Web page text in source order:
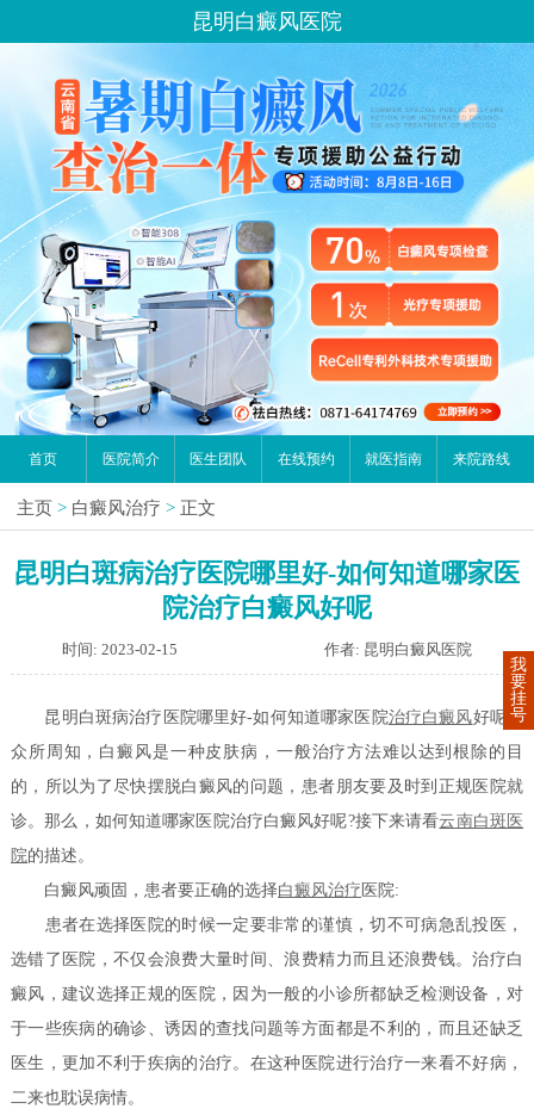
昆明白癜风医院
首页 医院简介 医生团队 在线预约 就医指南 来院路线
主页 > 白癜风治疗 > 正文
昆明白斑病治疗医院哪里好-如何知道哪家医
院治疗白癜风好呢
时间: 2023-02-15 作者: 昆明白癜风医院
昆明白斑病治疗医院哪里好-如何知道哪家医院治疗白癜风好呢？
众所周知，白癜风是一种皮肤病，一般治疗方法难以达到根除的目
的，所以为了尽快摆脱白癜风的问题，患者朋友要及时到正规医院就
诊。那么，如何知道哪家医院治疗白癜风好呢?接下来请看云南白斑医
院的描述。
白癜风顽固，患者要正确的选择白癜风治疗 医院:
患者在选择医院的时候一定要非常的谨慎，切不可病急乱投医，
选错了医院，不仅会浪费大量时间、浪费精力而且还浪费钱。治疗白
癜风，建议选择正规的医院，因为一般的小诊所都缺乏检测设备，对
于一些疾病的确诊、诱因的查找问题等方面都是不利的，而且还缺乏
医生，更加不利于疾病的治疗。在这种医院进行治疗一来看不好病，
二来也耽误病情。
我
要
挂
号